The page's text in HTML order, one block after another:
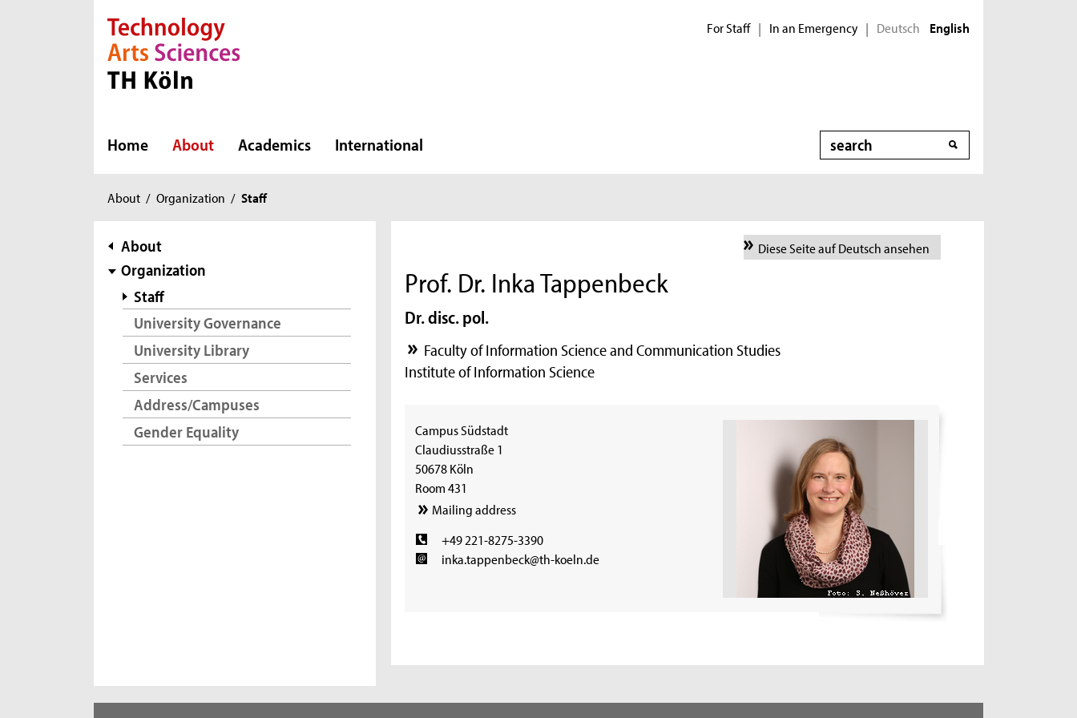
Direkt zur Hauptnavigation
Direkt zur Subnavigation
Direkt zum Inhalt
Direkt zum Fußbereich For Staff | In an Emergency | Deutsch English
Home About Academics International Search
You
here:
About / Organization / Staff
subnavigation
About
Organization
Staff
University Governance
University Library
Services
Address/Campuses
Gender Equality
Diese Seite auf Deutsch ansehen
Prof. Dr. Inka Tappenbeck
Dr. disc. pol.
Faculty of Information Science and Communication Studies
Institute of Information Science
Campus Südstadt
Claudiusstraße 1
50678 Köln
Room 431
Mailing address
+49 221-8275-3390
inka.tappenbeck@th-koeln.de